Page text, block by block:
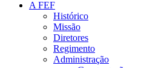
A FEF
Histórico
Missão
Diretores
Regimento
Administração